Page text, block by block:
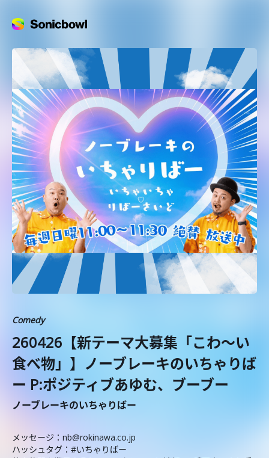
Comedy
260426【新テーマ大募集「こわ〜い
食べ物」】ノーブレーキのいちゃりば
ー P:ポジティブあゆむ、ブーブー
ノーブレーキのいちゃりばー
メッセージ：nb@rokinawa.co.jp
ハッシュタグ：#いちゃりばー